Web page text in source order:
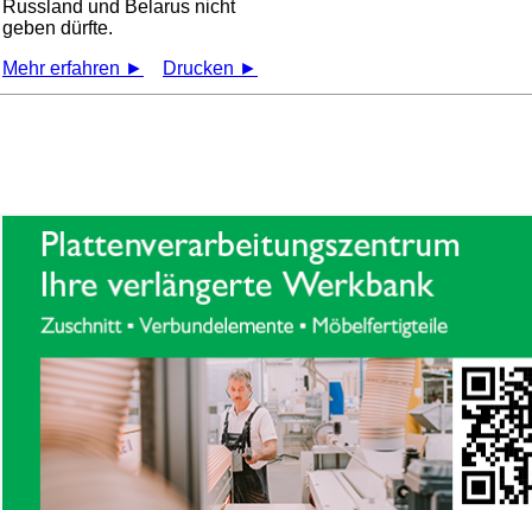
Russland und Belarus nicht
geben dürfte.
Mehr erfahren ►
Drucken ►